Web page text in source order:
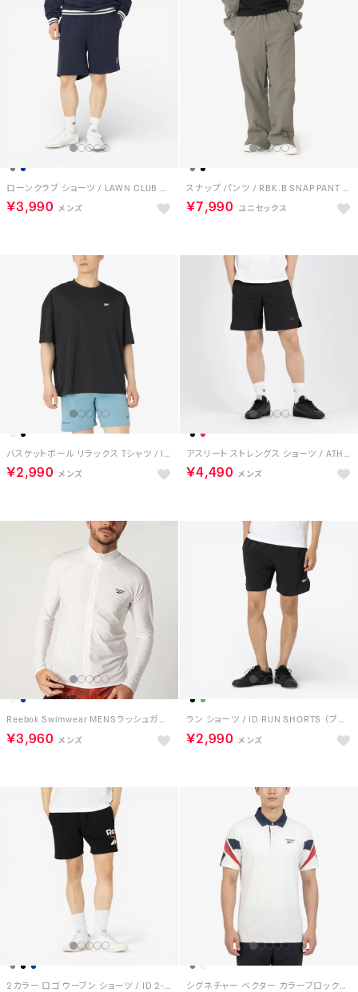
ローンクラブ ショーツ / LAWN CLUB SHORT （ネイビー）
￥3,990
スナップ パンツ / RBK.B SNAP PANT （グレー）
￥7,990
バスケットボール リラックス Tシャツ / ID BASKETBALL RELAXED T-SHIRT （ブラック）
￥2,990
アスリート ストレングス ショーツ / ATHLETE STRENGTH SHORT （ブラック）
￥4,490
Reebok Swimwear MENSラッシュガード （ホワイト）
￥3,960
ラン ショーツ / ID RUN SHORTS （ブラック）
￥2,990
2カラー ロゴ ウーブン ショーツ / ID 2-COLOR LOGO 7 SHORT （ブラック） シグネチャー ベクター カラーブロックド ポロ / SIGNATURE VECTOR COLORBLOCKED POLO （チョーク）